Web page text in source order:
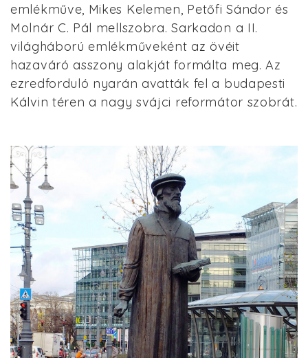
emlékműve, Mikes Kelemen, Petőfi Sándor és
Molnár C. Pál mellszobra. Sarkadon a II.
világháború emlékműveként az övéit
hazaváró asszony alakját formálta meg. Az
ezredforduló nyarán avatták fel a budapesti
Kálvin téren a nagy svájci reformátor szobrát.